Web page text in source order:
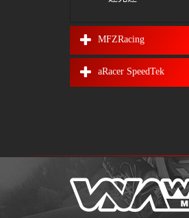
MFZRacing
aRacer SpeedTek